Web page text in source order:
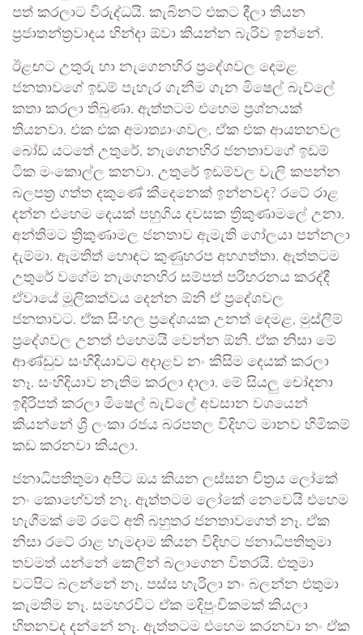
පත් කරලාට විරුද්ධයි. කැබිනට් එකට දීලා තියන
ප්‍රජාතන්ත්‍රවාදය හින්දා ඕවා කියන්න බැරිව ඉන්නේ.
ඊළඟට උතුරු හා නැගෙනහිර ප්‍රදේශවල දෙමළ
ජනතාවගේ ඉඩම් පැහැර ගැනීම ගැන මිෂෙල් බැච්ලේ
කතා කරලා තිබුණා. ඇත්තටම එහෙම ප්‍රශ්නයක්
තියනවා. එක එක අමාත්‍යාංශවල, ඒක එක ආයතනවල
බෝඩ් යටතේ උතුරේ, නැගෙනහිර ජනතාවගේ ඉඩම්
ටික මංකොල්ල කනවා. උතුරේ ඉඩම්වල වැලි කපන්න
බලපත්‍ර ගත්ත දකුණේ කීදෙනෙක් ඉන්නවද? රටේ රාළ
දන්න එහෙම දෙයක් පහුගිය දවසක ත්‍රිකුණාමලේ උනා.
අන්තිමට ත්‍රිකුණාමල ජනතාව ඇමැති ගෝලයා පන්නලා
දැම්මා. ඇමතිත් හොඳට කුණුහරප අහගත්තා. ඇත්තටම
උතුරේ වගේම නැගෙනහිර සම්පත් පරිහරනය කරද්දී
ඒවායේ මූලිකත්වය දෙන්න ඕනි ඒ ප්‍රදේශවල
ජනතාවට. ඒක සිංහල ප්‍රදේශයක උනත් දෙමළ, මුස්ලිම්
ප්‍රදේශවල උනත් එහෙමයි වෙන්න ඕනි. ඒක නිසා මේ
ආණ්ඩුව සංහිදියාවට අදාළව නං කිසිම දෙයක් කරලා
නෑ. සංහිදියාව නැතිම කරලා දාලා. මේ සියලු චෝදනා
ඉදිරිපත් කරලා මිෂෙල් බැච්ලේ අවසාන වශයෙන්
කියන්නේ ශ්‍රී ලංකා රජය බරපතල විදිහට මානව හිමිකම්
කඩ කරනවා කියලා.
ජනාධිපතිතුමා අපිට ඔය කියන ලස්සන චිත්‍රය ලෝකේ
නං කොහේවත් නෑ. ඇත්තටම ලෝකේ නෙවෙයි එහෙම
හැගීමක් මේ රටේ අති බහුතර ජනතාවගෙත් නෑ. ඒක
නිසා රටේ රාළ හැමදාම කියන විදිහට ජනාධිපතිතුමා
තවමත් යන්නේ කෙලින් බලාගෙන විතරයි. එතුමා
වටපිට බලන්නේ නෑ. පස්ස හැරිලා නං බලන්න එතුමා
කැමතිම නෑ. සමහරවිට ඒක මදිපුංචිකමක් කියලා
හිතනවද දන්නේ නෑ. ඇත්තටම එහෙම කරනවා නං ඒක